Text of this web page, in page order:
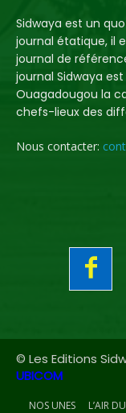
Sidwaya est un
journal étatique, il
journal de
journal Sidwaya
Ouagadougou la
chefs-lieux des
Nous contacter:
© Les Editions
UBICOM
NOS UNES L’AIR